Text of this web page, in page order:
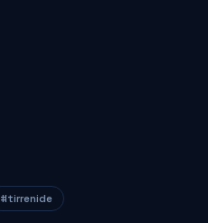
#tirrenide